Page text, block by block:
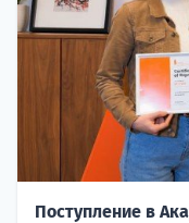
Поступление в